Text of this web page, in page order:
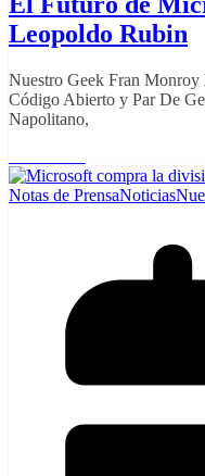
Leopoldo Rubin
Nuestro Geek Fran Monroy
Código Abierto y Par De
Napolitano,
Notas de PrensaNoticias